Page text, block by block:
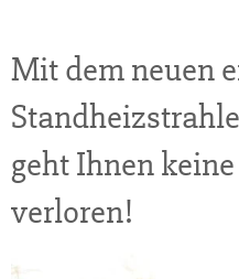
Mit dem neuen
geht Ihnen
verloren!